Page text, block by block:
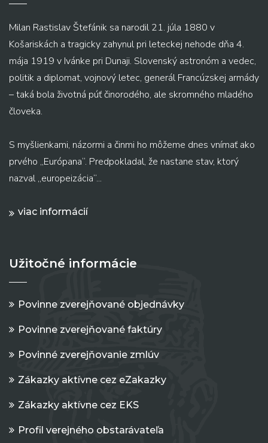
Milan Rastislav Štefánik sa narodil 21. júla 1880 v
Košariskách a tragicky zahynul pri leteckej nehode dňa 4.
mája 1919 v Ivánke pri Dunaji. Slovenský astronóm a vedec,
politik a diplomat, vojnový letec, generál Francúzskej armády
– taká bola životná púť činorodého, ale skromného mladého
človeka.
S myšlienkami, názormi a činmi ho môžeme dnes vnímať ako
prvého „Európana“. Predpokladal, že nastane stav, ktorý
nazval „europeizácia“...
viac informácií
Užitočné informácie
Povinne zverejňované objednávky
Povinne zverejňované faktúry
Povinné zverejňovanie zmlúv
Zákazky aktívne cez eZakazky
Zákazky aktívne cez EKS
Profil verejného obstarávateľa